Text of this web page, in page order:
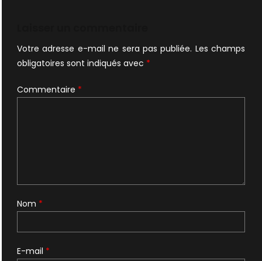
Votre adresse e-mail ne sera pas publiée. Les champs
obligatoires sont indiqués avec *
Commentaire *
Nom *
E-mail *